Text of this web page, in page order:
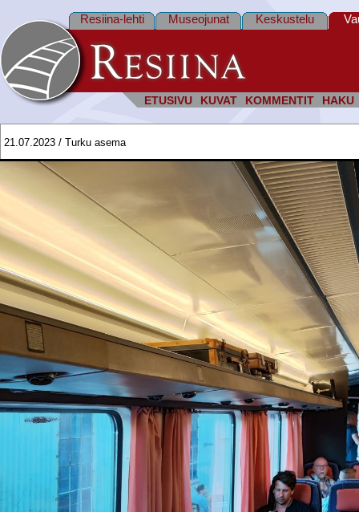
ETUSIVU KUVAT KOMMENTIT HAKU
Resiina-lehti Museojunat Keskustelu
21.07.2023 / Turku asema